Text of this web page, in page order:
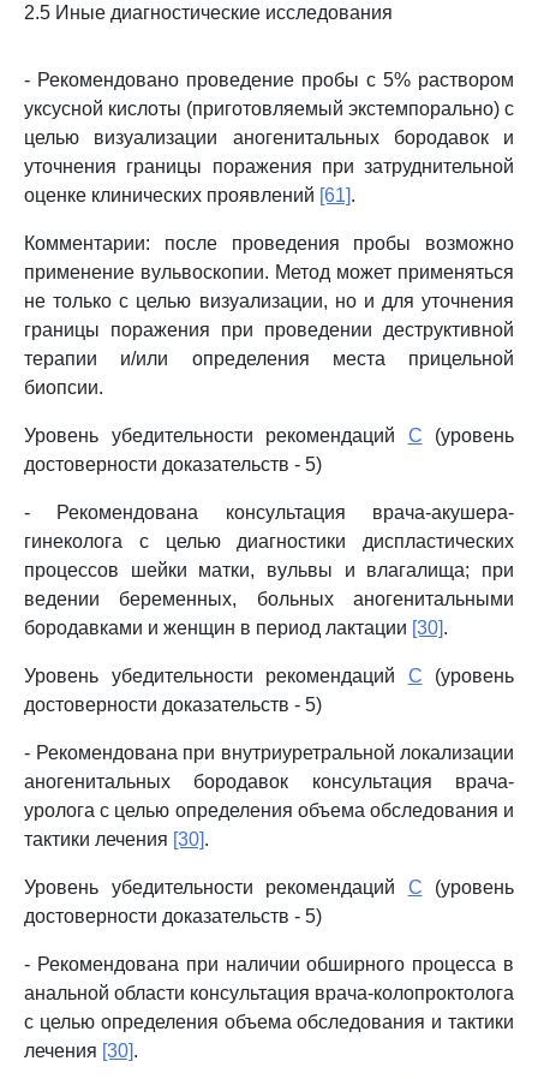
2.5 Иные диагностические исследования
- Рекомендовано проведение пробы с 5% раствором
уксусной кислоты (приготовляемый экстемпорально) с
целью визуализации аногенитальных бородавок и
уточнения границы поражения при затруднительной
оценке клинических проявлений [61].
Комментарии: после проведения пробы возможно
применение вульвоскопии. Метод может применяться
не только с целью визуализации, но и для уточнения
границы поражения при проведении деструктивной
терапии и/или определения места прицельной
биопсии.
Уровень убедительности рекомендаций C (уровень
достоверности доказательств - 5)
- Рекомендована консультация врача-акушера-
гинеколога с целью диагностики диспластических
процессов шейки матки, вульвы и влагалища; при
ведении беременных, больных аногенитальными
бородавками и женщин в период лактации [30].
Уровень убедительности рекомендаций C (уровень
достоверности доказательств - 5)
- Рекомендована при внутриуретральной локализации
аногенитальных бородавок консультация врача-
уролога с целью определения объема обследования и
тактики лечения [30].
Уровень убедительности рекомендаций C (уровень
достоверности доказательств - 5)
- Рекомендована при наличии обширного процесса в
анальной области консультация врача-колопроктолога
с целью определения объема обследования и тактики
лечения [30].